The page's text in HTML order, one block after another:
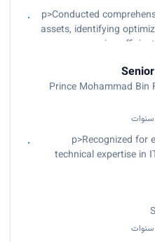
Managed and
ensuring high
data
<p>Conducted
assets, identifying
ensuring
Leveraged data-
processes and improve
Implemented data
procedures to ensure
of
Prince Mohammad Bin
<p>Recognized
technical expertise in
Maintained and
data
Utilized scripting